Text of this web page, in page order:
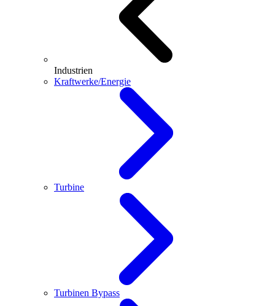
Industrien
Kraftwerke/Energie
Turbine
Turbinen Bypass